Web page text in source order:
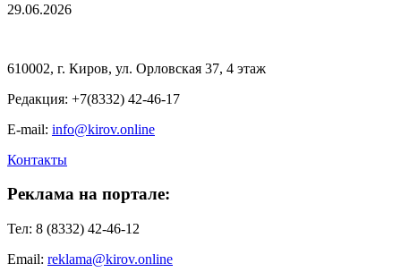
29.06.2026
610002, г. Киров, ул. Орловская 37, 4 этаж
Редакция: +7(8332) 42-46-17
E-mail: info@kirov.online
Контакты
Реклама на портале:
Тел: 8 (8332) 42-46-12
Email: reklama@kirov.online